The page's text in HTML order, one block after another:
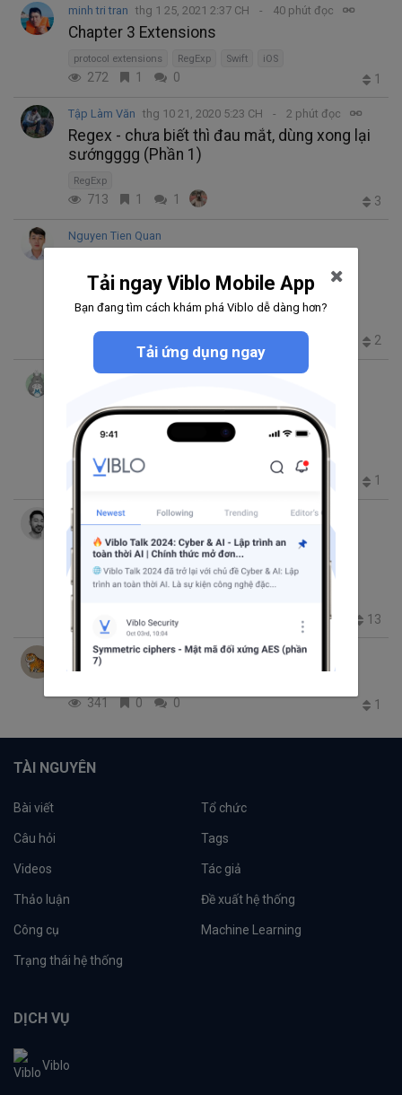
minh tri tran thg 1 25, 2021 2:37 CH 40 phút đọc
Chapter 3 Extensions
protocol extensions RegExp Swift iOS
272 1 0 1
Tập Làm Văn thg 10 21, 2020 5:23 CH 2 phút đọc
Regex - chưa biết thì đau mắt, dùng xong lại
sướngggg (Phần 1)
RegExp
713 1 1 3
Nguyen Tien Quan
Người yêu không có nhưng Regex phải cố
mà biết
900 2
Le Ba Thanh Tuan
Tại sao developer cần biết Regular
Expression?
RegExp
269 1
Nguyễn Văn Bách
thg 7 15, 2020 10:55 SA
Trending thg 7 21, 2020 4:11 CH
Một số đoạn Regex thường dùng
17.8K 13 13
Le Tan Thanh thg 5 19, 2020 4:14 CH 5 phút đọc
Regular Expression
341 0 0 1
TÀI NGUYÊN
Bài viết Tổ chức
Câu hỏi Tags
Videos Tác giả
Thảo luận Đề xuất hệ thống
Công cụ Machine Learning
Trạng thái hệ thống
DỊCH VỤ
Viblo
Tải ngay Viblo Mobile App
Bạn đang tìm cách khám phá Viblo dễ dàng hơn?
Tải ứng dụng ngay